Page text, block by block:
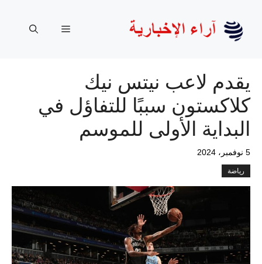
المحتوى
القائمة
يقدم لاعب نيتس نيك
كلاكستون سببًا للتفاؤل في
البداية الأولى للموسم
5 نوفمبر، 2024
رياضة